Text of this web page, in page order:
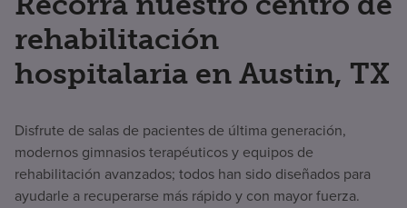
rehabilitación
hospitalaria en Austin, TX
Disfrute de salas de pacientes de última generación,
modernos gimnasios terapéuticos y equipos de
rehabilitación avanzados; todos han sido diseñados para
ayudarle a recuperarse más rápido y con mayor fuerza.